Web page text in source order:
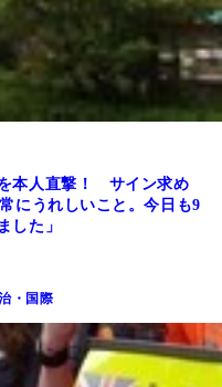
本人直撃！ サイン求め
にうれしいこと。今日も9
した」
・国際